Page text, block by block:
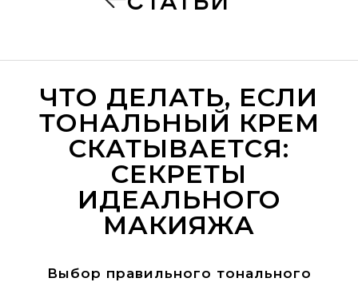
ЧТО ДЕЛАТЬ, ЕСЛИ
ТОНАЛЬНЫЙ КРЕМ
СКАТЫВАЕТСЯ:
СЕКРЕТЫ
ИДЕАЛЬНОГО
МАКИЯЖА
Выбор правильного тонального